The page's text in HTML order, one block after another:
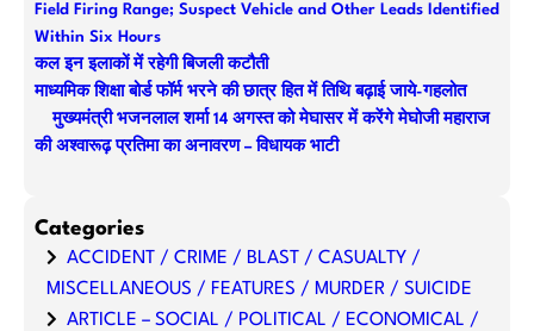
Field Firing Range; Suspect Vehicle and Other Leads Identified
Within Six Hours
कल इन इलाकों में रहेगी बिजली कटौती
माध्यमिक शिक्षा बोर्ड फॉर्म भरने की छात्र हित में तिथि बढ़ाई जाये-गहलोत
मुख्यमंत्री भजनलाल शर्मा 14 अगस्त को मेघासर में करेंगे मेघोजी महाराज
की अश्वारूढ़ प्रतिमा का अनावरण – विधायक भाटी
Categories
ACCIDENT / CRIME / BLAST / CASUALTY /
MISCELLANEOUS / FEATURES / MURDER / SUICIDE
ARTICLE – SOCIAL / POLITICAL / ECONOMICAL /